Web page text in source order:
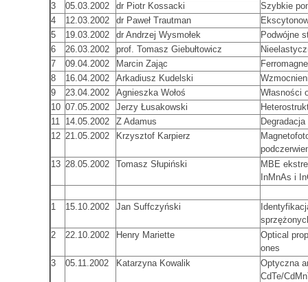
3
05.03.2002 dr Piotr Kossacki
Szybkie
4
12.03.2002 dr Paweł Trautman
5
19.03.2002 dr Andrzej Wysmołek
Podwójne
6
26.03.2002 prof. Tomasz Giebułtowicz
7
09.04.2002 Marcin Zając
8
16.04.2002 Arkadiusz Kudelski
9
23.04.2002 Agnieszka Wołoś
Własności
10 07.05.2002 Jerzy Łusakowski
11 14.05.2002 Z Adamus
12 21.05.2002 Krzysztof Karpierz
13 28.05.2002 Tomasz Słupiński
MBE
InMnAs i
1 15.10.2002 Jan Suffczyński
2
22.10.2002 Henry Mariette
Optical
ones
3
05.11.2002 Katarzyna Kowalik
Optyczna
CdTe/